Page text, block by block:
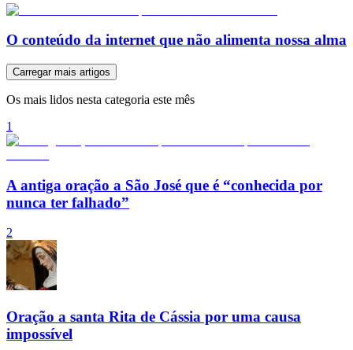
O conteúdo da internet que não alimenta nossa alma
Carregar mais artigos
Os mais lidos nesta categoria este mês
1
A antiga oração a São José que é “conhecida por
nunca ter falhado”
2
Oração a santa Rita de Cássia por uma causa
impossível